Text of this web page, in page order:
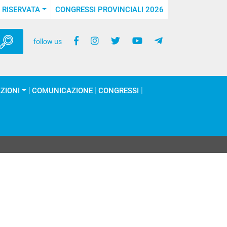
CONGRESSI PROVINCIALI 2026
follow us
COMUNICAZIONE CONGRESSI